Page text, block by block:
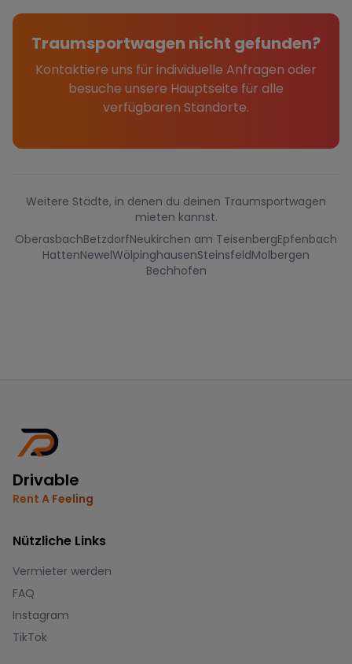
Traumsportwagen nicht gefunden?
Kontaktiere uns für individuelle Anfragen oder
besuche unsere Hauptseite für alle
verfügbaren Standorte.
Weitere Städte, in denen du deinen Traumsportwagen
mieten kannst.
OberasbachBetzdorfNeukirchen am TeisenbergEpfenbach
HattenNewelWölpinghausenSteinsfeldMolbergen
Bechhofen
Drivable
Rent A Feeling
Nützliche Links
Vermieter werden
FAQ
Instagram
TikTok